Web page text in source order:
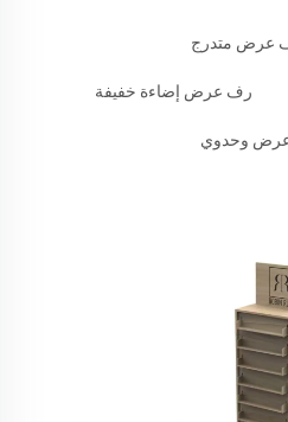
عرض متدرج
رف عرض إضاءة خفيفة
وحدوي